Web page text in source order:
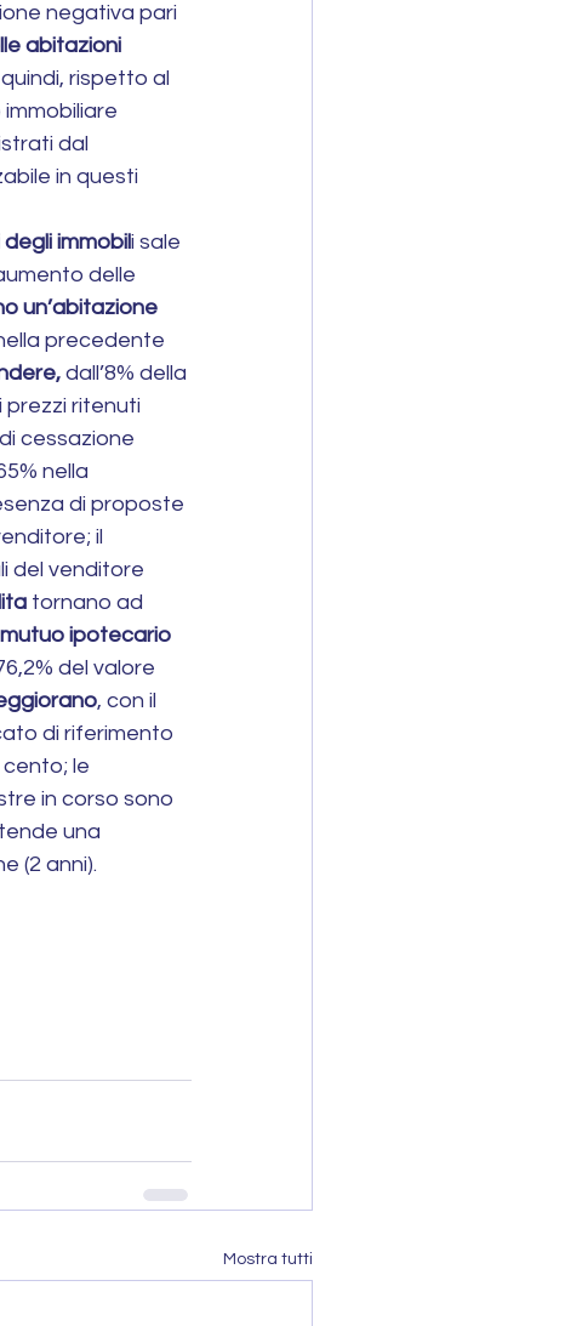
negativa pari
abitazioni
rispetto al
immobiliare
dal
in questi
immobili sale
delle
un’abitazione
precedente
dall’8% della
prezzi ritenuti
cessazione
nella
di proposte
il
del venditore
tornano ad
mutuo ipotecario
del valore
, con il
di riferimento
le
in corso sono
una
(2 anni).
Mostra tutti